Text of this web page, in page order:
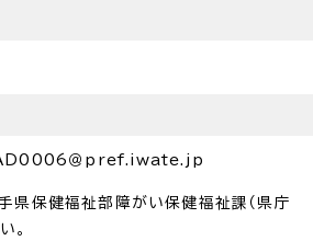
AD0006＠pref.iwate.jp
手県保健福祉部障がい保健福祉課（県庁
。